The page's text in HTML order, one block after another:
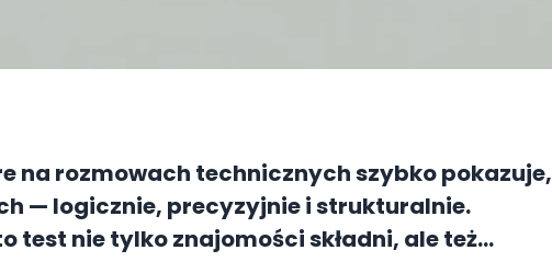
na rozmowach technicznych szybko pokazuje,
— logicznie, precyzyjnie i strukturalnie.
test nie tylko znajomości składni, ale też